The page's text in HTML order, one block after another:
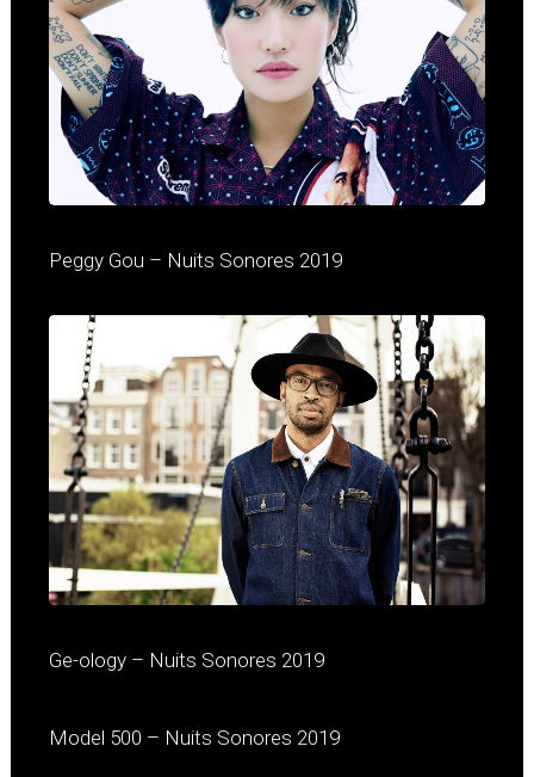
Peggy Gou – Nuits Sonores 2019
Ge-ology – Nuits Sonores 2019
Model 500 – Nuits Sonores 2019